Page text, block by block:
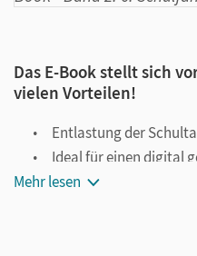
Das E-Book stellt sich
vielen Vorteilen!
Entlastung der
Ideal für einen digital
Notiz- und
Mehr lesen